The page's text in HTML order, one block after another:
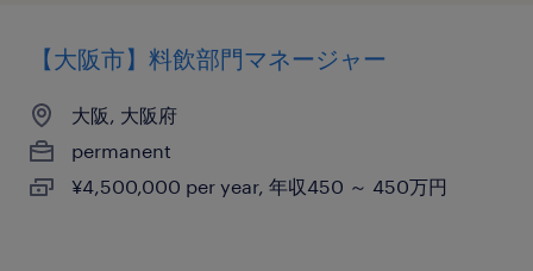
【大阪市】料飲部門マネージャー
大阪, 大阪府
permanent
¥4,500,000 per year, 年収450 ～ 450万円